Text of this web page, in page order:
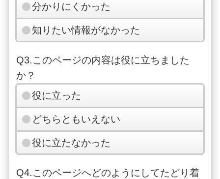
分かりにくかった
知りたい情報がなかった
Q3.このページの内容は役に立ちました
か？
役に立った
どちらともいえない
役に立たなかった
Q4.このページへどのようにしてたどり着